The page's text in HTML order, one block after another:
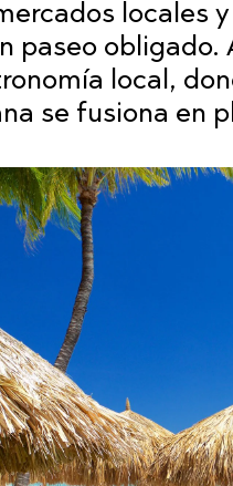
locales
paseo
local,
se fusiona en